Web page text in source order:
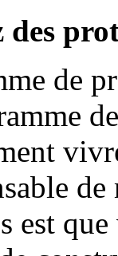
des
de
de
est